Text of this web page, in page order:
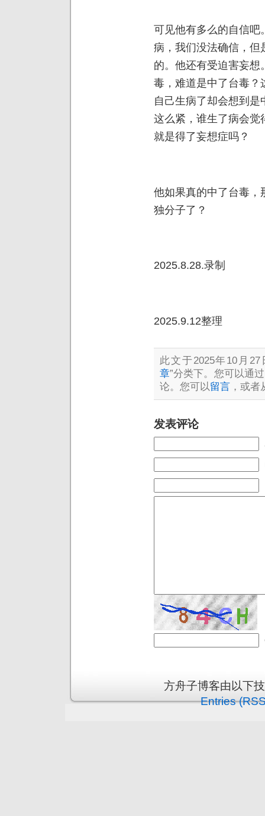
可见他有多么的自信吧
病，我们没法确信，但
的。他还有受迫害妄
毒，难道是中了台毒？
自己生病了却会想到
这么紧，谁生了病会觉
就是得了妄想症吗？
他如果真的中了台毒，
独分子了？
2025.8.28.录制
2025.9.12整理
此文于2025年10月
章”分类下。您可以通过
论。您可以留言 ，或
发表评论
方舟子博客由以下
Entries